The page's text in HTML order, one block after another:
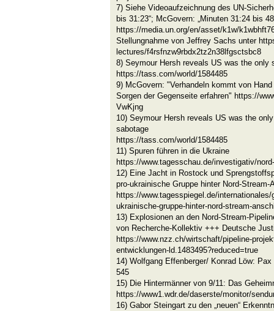
7) Siehe Videoaufzeichnung des UN-
bis 31:23“; McGovern: „Minuten 31:24 bis
https://media.un.org/en/asset/k1w/
Stellungnahme von Jeffrey Sachs unter
lectures/f4rsfnzw9rbdx2tz2n38lfgsctsbc8
8) Seymour Hersh reveals US was the only
https://tass.com/world/1584485
9) McGovern: "Verhandeln kommt von
Sorgen der Gegenseite erfahren" https://
VwKjng
10) Seymour Hersh reveals US was the
sabotage
https://tass.com/world/1584485
11) Spuren führen in die Ukraine
https://www.tagesschau.de/investigativ/
12) Eine Jacht in Rostock und
pro-ukrainische Gruppe hinter Nord-Stream-
https://www.tagesspiegel.de/
ukrainische-gruppe-hinter-nord-stream-
13) Explosionen an den Nord-Stream-
von Recherche-Kollektiv +++ Deutsche
https://www.nzz.ch/wirtschaft/pipeline-
entwicklungen-ld.1483495?reduced=true
14) Wolfgang Effenberger/ Konrad Löw:
545
15) Die Hintermänner von 9/11: Das
https://www1.wdr.de/daserste/monitor/
16) Gabor Steingart zu den „neuen“